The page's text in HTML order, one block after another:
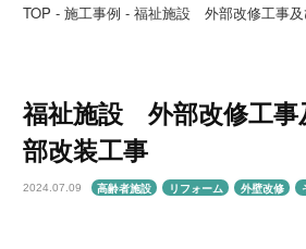
TOP -施工事例 -福祉施設 外部改修工事及
福祉施設 外部改修工事
部改装工事
2024.07.09 高齢者施設 リフォーム 外壁改修